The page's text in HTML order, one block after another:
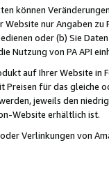
können
nur Angaben
oder (b) Sie
Nutzung von PA API
auf Ihrer Website
Preisen für das
jeweils den
Website erhältlich ist.
Verlinkungen von